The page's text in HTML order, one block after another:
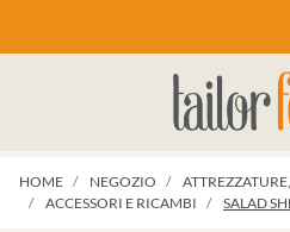
HOME NEGOZIO
ACCESSORI E RICAMBI
SALAD